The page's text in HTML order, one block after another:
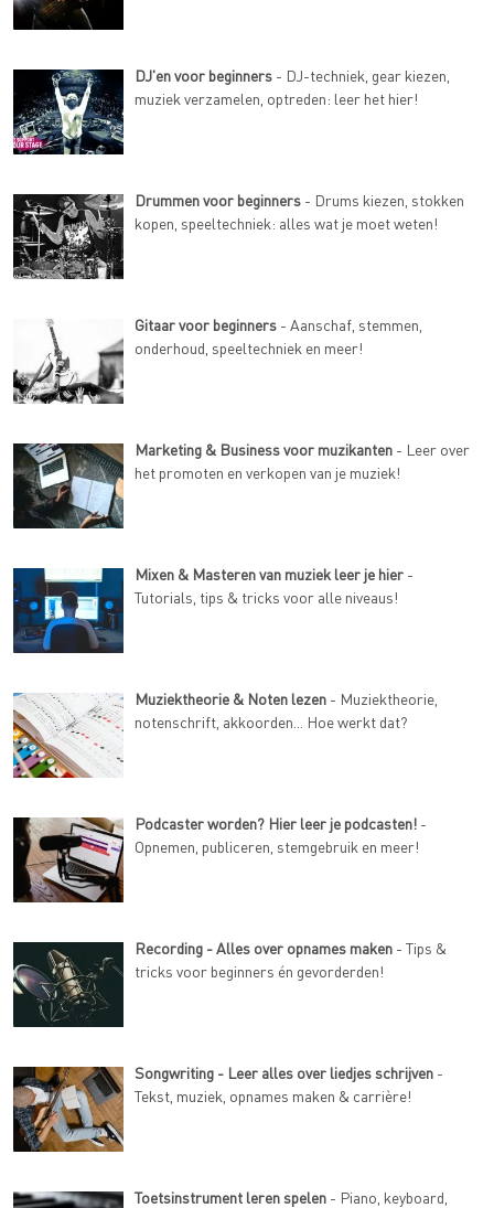
DJ'en voor beginners - DJ-techniek, gear kiezen,
muziek verzamelen, optreden: leer het hier!
Drummen voor beginners - Drums kiezen, stokken
kopen, speeltechniek: alles wat je moet weten!
Gitaar voor beginners - Aanschaf, stemmen,
onderhoud, speeltechniek en meer!
Marketing & Business voor muzikanten - Leer over
het promoten en verkopen van je muziek!
Mixen & Masteren van muziek leer je hier -
Tutorials, tips & tricks voor alle niveaus!
Muziektheorie & Noten lezen - Muziektheorie,
notenschrift, akkoorden... Hoe werkt dat?
Podcaster worden? Hier leer je podcasten! -
Opnemen, publiceren, stemgebruik en meer!
Recording - Alles over opnames maken - Tips &
tricks voor beginners én gevorderden!
Songwriting - Leer alles over liedjes schrijven -
Tekst, muziek, opnames maken & carrière!
Toetsinstrument leren spelen - Piano, keyboard,